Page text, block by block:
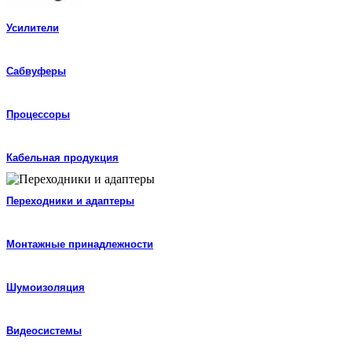
Усилители
Сабвуферы
Процессоры
Кабельная продукция
Переходники и адаптеры
Монтажные принадлежности
Шумоизоляция
Видеосистемы